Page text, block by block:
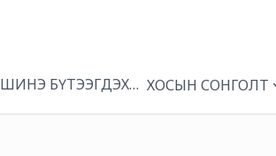
ШИНЭ БҮТЭЭГДЭХҮҮНХОСЫН СОНГОЛТ